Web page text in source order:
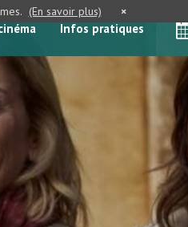
Infos pratiques
(En savoir plus) ×